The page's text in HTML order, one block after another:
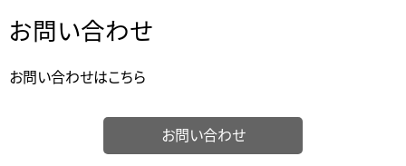
お問い合わせ
お問い合わせはこちら
お問い合わせ